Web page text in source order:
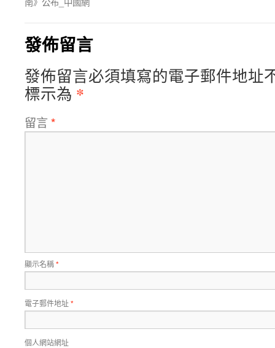
發佈留言
發佈留言必須填寫的電子郵件地址
標示為 *
留言 *
顯示名稱*
電子郵件地址*
個人網站網址